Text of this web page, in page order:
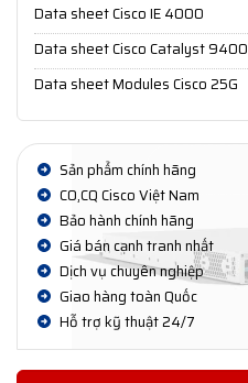
Data sheet Cisco IE 4000
Data sheet Cisco Catalyst 9400
Data sheet Modules Cisco 25G
Sản phẩm chính hãng
CO,CQ Cisco Việt Nam
Bảo hành chính hãng
Giá bán cạnh tranh nhất
Dịch vụ chuyên nghiệp
Giao hàng toàn Quốc
Hỗ trợ kỹ thuật 24/7